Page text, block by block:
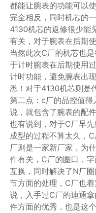
都能让腕表的功能可以
完全相反，同时机芯的
4130机芯的返修很少能
有关，对于腕表在后期
当然此次C厂的机芯也
于计时腕表在后期使用
计时功能，避免腕表出
悉！对于4130机芯则是
第二点：c厂的品控值
说，就包含了腕表的配
也有说到，对于C厂早
成型的过程不算太久，
厂则是一家新厂家，为
件有关，C厂的圈口，
互换，同时解决了N厂
节方面的处理，C厂也
说，入手过C厂的迪通
件方面的优秀，也是这